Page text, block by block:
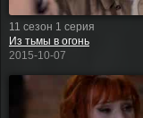
11 сезон 1 серия
Из тьмы в огонь
2015-10-07